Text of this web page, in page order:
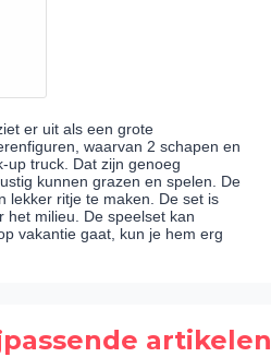
er uit als een grote
waarvan 2 schapen en
up truck. Dat zijn genoeg
kunnen grazen en spelen. De
lekker ritje te maken. De set is
het milieu. De speelset kan
vakantie gaat, kun je hem erg
artikelen